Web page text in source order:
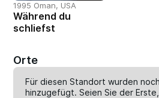
1995 Oman, USA
Während du
schliefst
Orte
Für diesen Standort wurden
hinzugefügt. Seien Sie der